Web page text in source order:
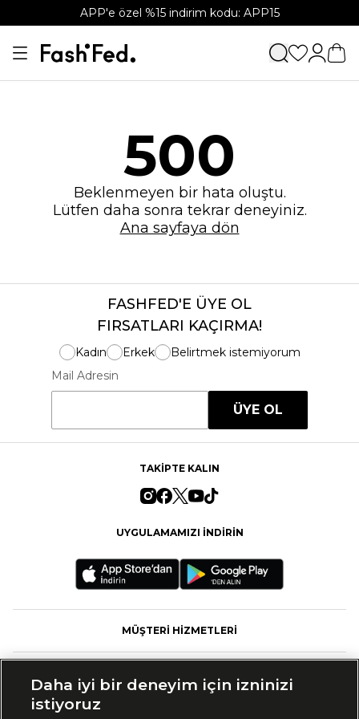
APP'e özel %15 indirim kodu: APP15
500
Beklenmeyen bir hata oluştu.
Lütfen daha sonra tekrar deneyiniz.
Ana sayfaya dön
FASHFED'E ÜYE OL
FIRSATLARI KAÇIRMA!
Kadın Erkek
Belirtmek istemiyorum
Mail Adresin
ÜYE OL
TAKİPTE KALIN
UYGULAMAMIZI İNDİRİN
MÜŞTERİ HİZMETLERİ
Daha iyi bir deneyim için izninizi
istiyoruz